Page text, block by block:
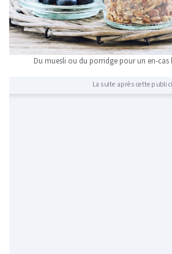
Du muesli ou du porridge pour un en-
La suite après cette